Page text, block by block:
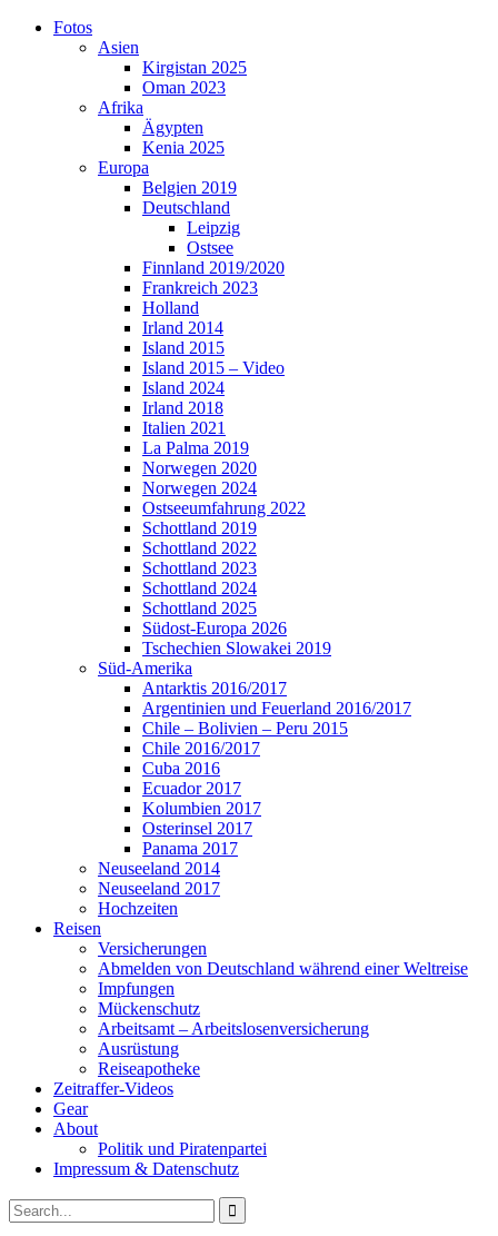
Skip
Fotos
Asien
Kirgistan 2025
Oman 2023
Afrika
Ägypten
Kenia 2025
Europa
Belgien 2019
Deutschland
Leipzig
Ostsee
Finnland 2019/2020
Frankreich 2023
Holland
Irland 2014
Island 2015
Island 2015 – Video
Island 2024
Irland 2018
Italien 2021
La Palma 2019
Norwegen 2020
Norwegen 2024
Ostseeumfahrung 2022
Schottland 2019
Schottland 2022
Schottland 2023
Schottland 2024
Schottland 2025
Südost-Europa 2026
Tschechien Slowakei 2019
Süd-Amerika
Antarktis 2016/2017
Argentinien und Feuerland 2016/2017
Chile – Bolivien – Peru 2015
Chile 2016/2017
Cuba 2016
Ecuador 2017
Kolumbien 2017
Osterinsel 2017
Panama 2017
Neuseeland 2014
Neuseeland 2017
Hochzeiten
Reisen
Versicherungen
Abmelden von Deutschland während einer Weltreise
Impfungen
Mückenschutz
Arbeitsamt – Arbeitslosenversicherung
Ausrüstung
Reiseapotheke
Zeitraffer-Videos
Gear
About
Politik und Piratenpartei
Impressum & Datenschutz
Search
for: